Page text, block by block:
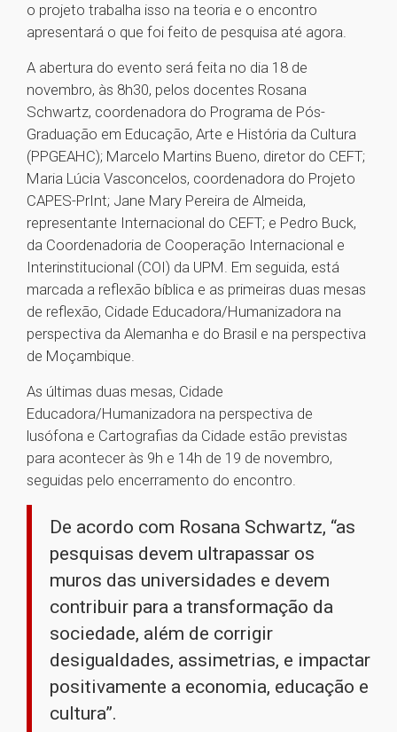
o projeto trabalha isso na teoria e o encontro
apresentará o que foi feito de pesquisa até agora.
A abertura do evento será feita no dia 18 de
novembro, às 8h30, pelos docentes Rosana
Schwartz, coordenadora do Programa de Pós-
Graduação em Educação, Arte e História da Cultura
(PPGEAHC); Marcelo Martins Bueno, diretor do CEFT;
Maria Lúcia Vasconcelos, coordenadora do Projeto
CAPES-PrInt; Jane Mary Pereira de Almeida,
representante Internacional do CEFT; e Pedro Buck,
da Coordenadoria de Cooperação Internacional e
Interinstitucional (COI) da UPM. Em seguida, está
marcada a reflexão bíblica e as primeiras duas mesas
de reflexão, Cidade Educadora/Humanizadora na
perspectiva da Alemanha e do Brasil e na perspectiva
de Moçambique.
As últimas duas mesas, Cidade
Educadora/Humanizadora na perspectiva de
lusófona e Cartografias da Cidade estão previstas
para acontecer às 9h e 14h de 19 de novembro,
seguidas pelo encerramento do encontro.
De acordo com Rosana Schwartz, “as
pesquisas devem ultrapassar os
muros das universidades e devem
contribuir para a transformação da
sociedade, além de corrigir
desigualdades, assimetrias, e impactar
positivamente a economia, educação e
cultura”.